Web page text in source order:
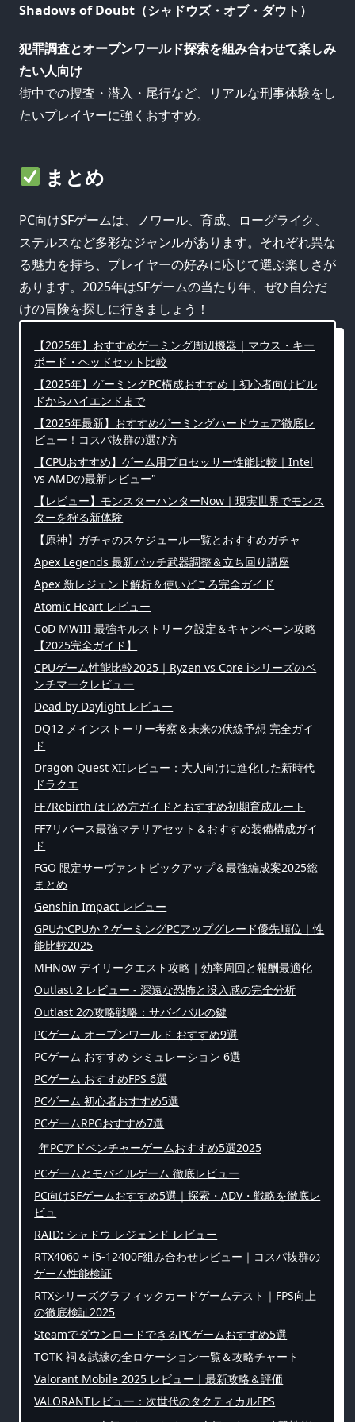
Shadows of Doubt（シャドウズ・オブ・ダウト）
犯罪調査とオープンワールド探索を組み合わせて楽しみ
たい人向け
街中での捜査・潜入・尾行など、リアルな刑事体験をし
たいプレイヤーに強くおすすめ。
まとめ
PC向けSFゲームは、ノワール、育成、ローグライク、
ステルスなど多彩なジャンルがあります。それぞれ異な
る魅力を持ち、プレイヤーの好みに応じて選ぶ楽しさが
あります。2025年はSFゲームの当たり年、ぜひ自分だ
けの冒険を探しに行きましょう！
【2025年】おすすめゲーミング周辺機器｜マウス・キー
ボード・ヘッドセット比較
【2025年】ゲーミングPC構成おすすめ｜初心者向けビル
ドからハイエンドまで
【2025年最新】おすすめゲーミングハードウェア徹底レ
ビュー！コスパ抜群の選び方
【CPUおすすめ】ゲーム用プロセッサー性能比較｜Intel
vs AMDの最新レビュー"
【レビュー】モンスターハンターNow｜現実世界でモンス
ターを狩る新体験
【原神】ガチャのスケジュール一覧とおすすめガチャ
Apex Legends 最新パッチ武器調整＆立ち回り講座
Apex 新レジェンド解析＆使いどころ完全ガイド
Atomic Heart レビュー
CoD MWIII 最強キルストリーク設定＆キャンペーン攻略
【2025完全ガイド】
CPUゲーム性能比較2025｜Ryzen vs Core iシリーズのベ
ンチマークレビュー
Dead by Daylight レビュー
DQ12 メインストーリー考察＆未来の伏線予想 完全ガイ
ド
Dragon Quest XIIレビュー：大人向けに進化した新時代
ドラクエ
FF7Rebirth はじめ方ガイドとおすすめ初期育成ルート
FF7リバース最強マテリアセット＆おすすめ装備構成ガイ
ド
FGO 限定サーヴァントピックアップ＆最強編成案2025総
まとめ
Genshin Impact レビュー
GPUかCPUか？ゲーミングPCアップグレード優先順位｜性
能比較2025
MHNow デイリークエスト攻略｜効率周回と報酬最適化
Outlast 2 レビュー - 深遠な恐怖と没入感の完全分析
Outlast 2の攻略戦略：サバイバルの鍵
PCゲーム オープンワールド おすすめ9選
PCゲーム おすすめ シミュレーション 6選
PCゲーム おすすめFPS 6選
PCゲーム 初心者おすすめ5選
PCゲームRPGおすすめ7選
年PCアドベンチャーゲームおすすめ5選2025
PCゲームとモバイルゲーム 徹底レビュー
PC向けSFゲームおすすめ5選｜探索・ADV・戦略を徹底レ
ビュ
RAID: シャドウ レジェンド レビュー
RTX4060 + i5-12400F組み合わせレビュー｜コスパ抜群の
ゲーム性能検証
RTXシリーズグラフィックカードゲームテスト｜FPS向上
の徹底検証2025
SteamでダウンロードできるPCゲームおすすめ5選
TOTK 祠＆試練の全ロケーション一覧＆攻略チャート
Valorant Mobile 2025 レビュー｜最新攻略＆評価
VALORANTレビュー：次世代のタクティカルFPS